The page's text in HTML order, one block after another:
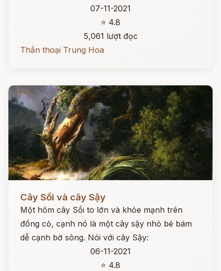
07-11-2021
⭐ 4.8
5,061 lượt đọc
Thần thoại Trung Hoa
Cây Sồi và cây Sậy
Một hôm cây Sồi to lớn và khỏe mạnh trên
đồng cỏ, cạnh nó là một cây sậy nhỏ bé bám
dễ cạnh bờ sông. Nói với cây Sậy:
06-11-2021
⭐ 4.8